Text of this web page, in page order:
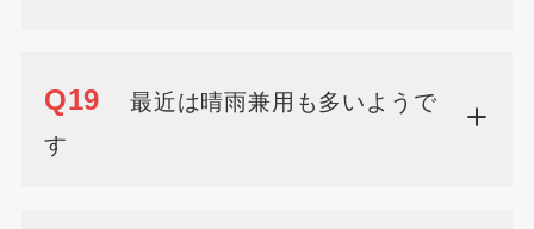
Q19
最近は晴雨兼用も多いようで
す